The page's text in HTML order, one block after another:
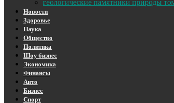
геологические памятники природы
Новости
Здоровье
Наука
Общество
Политика
Шоу бизнес
Экономика
Финансы
Авто
Бизнес
Спорт